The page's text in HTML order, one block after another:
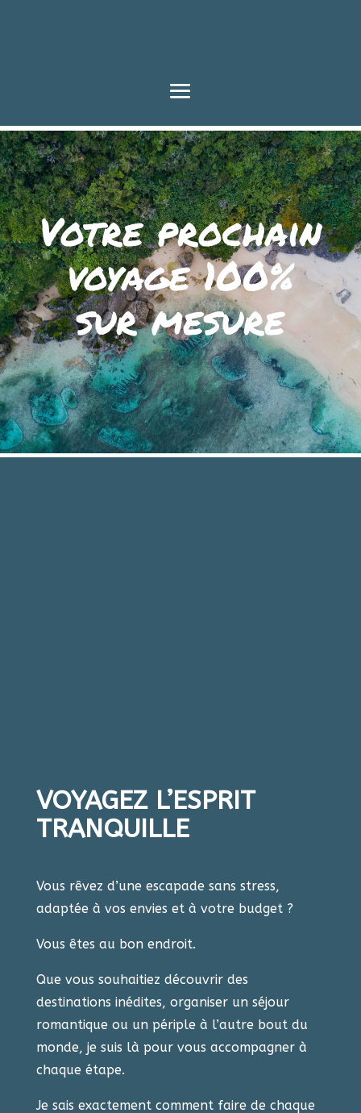
Votre prochain
voyage 100%
sur mesure
VOYAGEZ L’ESPRIT
TRANQUILLE
Vous rêvez d’une escapade sans stress, ​
adaptée à vos envies et à votre budget ?
Vous êtes au bon endroit.
Que vous souhaitiez découvrir des ​
destinations inédites, organiser un séjour ​
romantique ou un périple à l’autre bout ​du
monde, je suis là pour vous ​accompagner à
chaque étape.
Je sais exactement comment faire de ​chaque